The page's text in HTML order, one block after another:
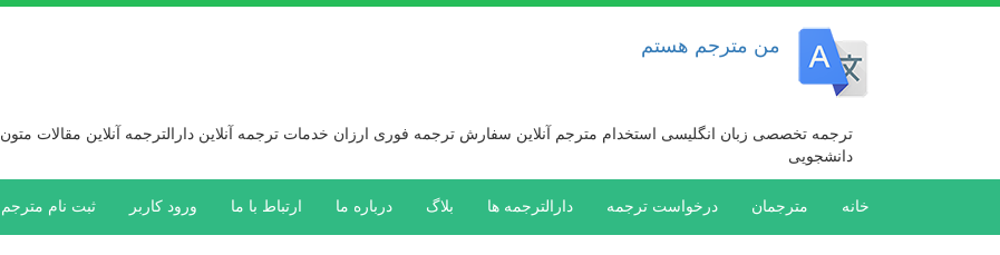
رفتن
من مترجم هستم
ترجمه تخصصی زبان انگلیسی استخدام مترجم آنلاین سفارش ترجمه فوری ارزان خدمات ترجمه آنلاین دارالترجمه آنلاین مقالات متون
دانشجویی
Main
navigation
خانه مترجمان درخواست ترجمه دارالترجمه ها بلاگ درباره ما ارتباط با ما ورود کاربر ثبت نام مترجم